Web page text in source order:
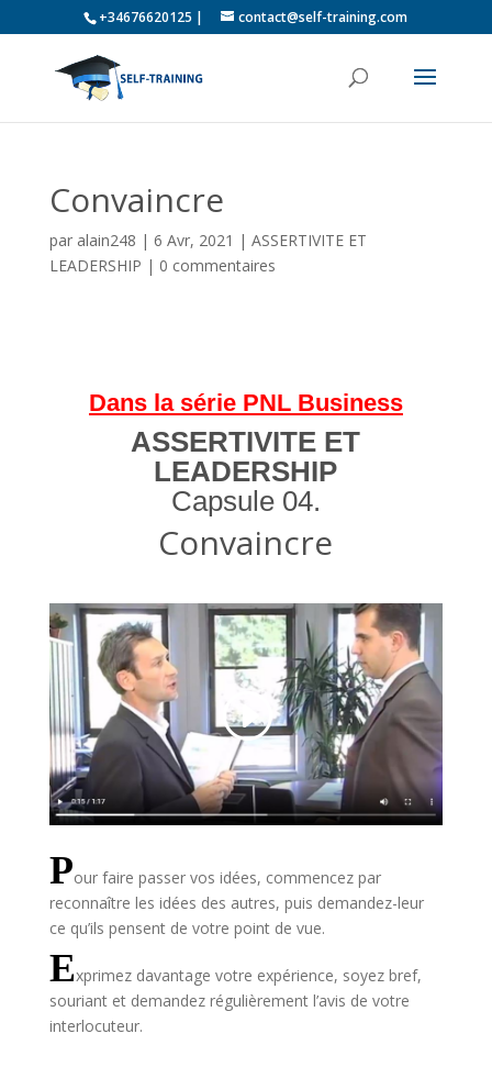
+34676620125 | contact@self-training.com
Convaincre
par alain248 | 6 Avr, 2021 | ASSERTIVITE ET
LEADERSHIP | 0 commentaires
Dans la série PNL Business
ASSERTIVITE ET
LEADERSHIP
Capsule 04.
Convaincre
Pour faire passer vos idées, commencez par
reconnaître les idées des autres, puis demandez-leur
ce qu’ils pensent de votre point de vue.
Exprimez davantage votre expérience, soyez bref,
souriant et demandez régulièrement l’avis de votre
interlocuteur.